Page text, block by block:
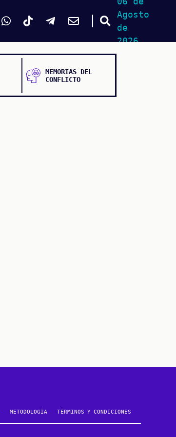
Agosto
de
2026
MEMORIAS DEL
CONFLICTO
METODOLOGÍA TÉRMINOS Y CONDICIONES